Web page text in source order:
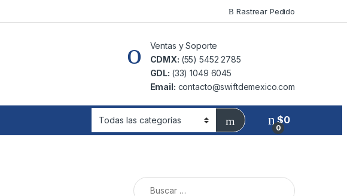
Rastrear Pedido
Ventas y Soporte
CDMX: (55) 5452 2785
GDL: (33) 1049 6045
Email: contacto@swiftdemexico.com
0
$0
Buscar: